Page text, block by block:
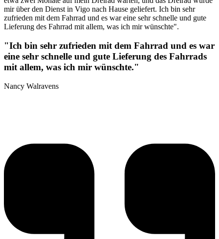
mir über den Dienst in Vigo nach Hause geliefert. Ich bin sehr
zufrieden mit dem Fahrrad und es war eine sehr schnelle und gute
Lieferung des Fahrrad mit allem, was ich mir wünschte".
"Ich bin sehr zufrieden mit dem Fahrrad und es war
eine sehr schnelle und gute Lieferung des Fahrrads
mit allem, was ich mir wünschte."
Nancy Walravens